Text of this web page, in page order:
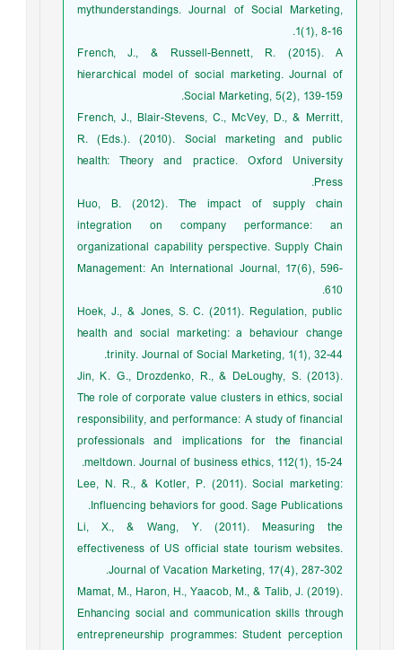
mythunderstandings. Journal of Social Marketing,
1(1), 8-16.
French, J., & Russell-Bennett, R. (2015). A
hierarchical model of social marketing. Journal of
Social Marketing, 5(2), 139-159.
French, J., Blair-Stevens, C., McVey, D., & Merritt,
R. (Eds.). (2010). Social marketing and public
health: Theory and practice. Oxford University
Press.
Huo, B. (2012). The impact of supply chain
integration on company performance: an
organizational capability perspective. Supply Chain
Management: An International Journal, 17(6), 596-
610.
Hoek, J., & Jones, S. C. (2011). Regulation, public
health and social marketing: a behaviour change
trinity. Journal of Social Marketing, 1(1), 32-44.
Jin, K. G., Drozdenko, R., & DeLoughy, S. (2013).
The role of corporate value clusters in ethics, social
responsibility, and performance: A study of financial
professionals and implications for the financial
meltdown. Journal of business ethics, 112(1), 15-24.
Lee, N. R., & Kotler, P. (2011). Social marketing:
Influencing behaviors for good. Sage Publications.
Li, X., & Wang, Y. (2011). Measuring the
effectiveness of US official state tourism websites.
Journal of Vacation Marketing, 17(4), 287-302.
Mamat, M., Haron, H., Yaacob, M., & Talib, J. (2019).
Enhancing social and communication skills through
entrepreneurship programmes: Student perception